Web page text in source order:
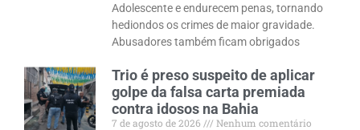
Adolescente e endurecem penas, tornando
hediondos os crimes de maior gravidade.
Abusadores também ficam obrigados
Trio é preso suspeito de aplicar
golpe da falsa carta premiada
contra idosos na Bahia
7 de agosto de 2026
Nenhum comentário